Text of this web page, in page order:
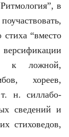
в
стиха “вместо
версификации
к ложной,
хореев,
н. силлабо-
сведений и
стиховедов,